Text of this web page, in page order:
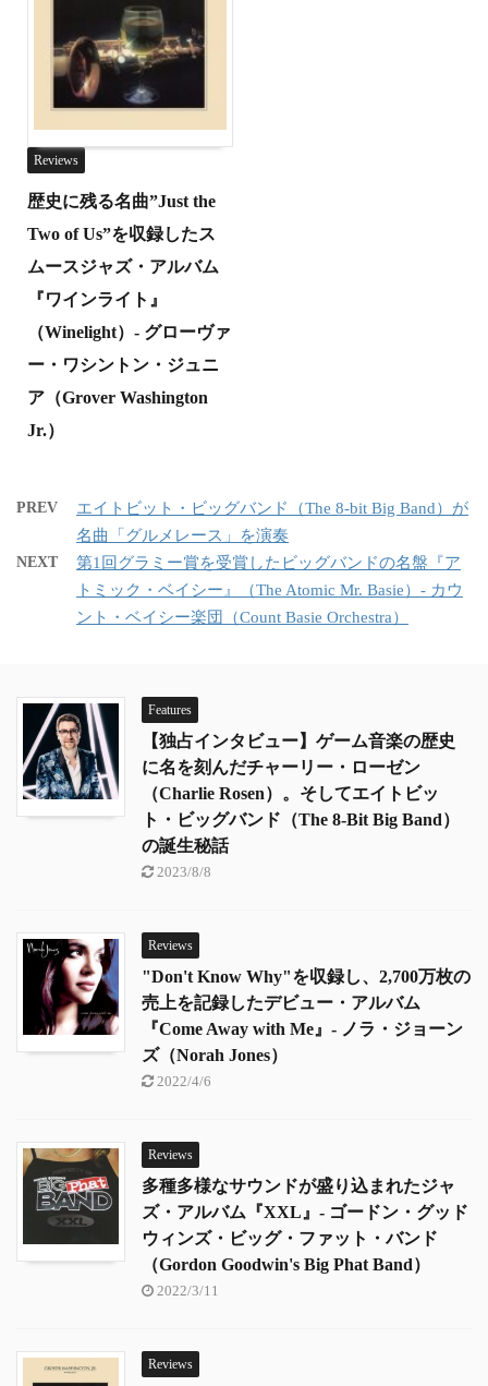
Reviews
歴史に残る名曲”Just the
Two of Us”を収録したス
ムースジャズ・アルバム
『ワインライト』
（Winelight）- グローヴァ
ー・ワシントン・ジュニ
ア（Grover Washington
Jr.）
PREV
エイトビット・ビッグバンド（The 8-bit Big Band）が
名曲「グルメレース」を演奏
NEXT
第1回グラミー賞を受賞したビッグバンドの名盤『ア
トミック・ベイシー』（The Atomic Mr. Basie）- カウ
ント・ベイシー楽団（Count Basie Orchestra）
Features
【独占インタビュー】ゲーム音楽の歴史
に名を刻んだチャーリー・ローゼン
（Charlie Rosen）。そしてエイトビッ
ト・ビッグバンド（The 8-Bit Big Band）
の誕生秘話
2023/8/8
Reviews
"Don't Know Why"を収録し、2,700万枚の
売上を記録したデビュー・アルバム
『Come Away with Me』- ノラ・ジョーン
ズ（Norah Jones）
2022/4/6
Reviews
多種多様なサウンドが盛り込まれたジャ
ズ・アルバム『XXL』- ゴードン・グッド
ウィンズ・ビッグ・ファット・バンド
（Gordon Goodwin's Big Phat Band）
2022/3/11
Reviews